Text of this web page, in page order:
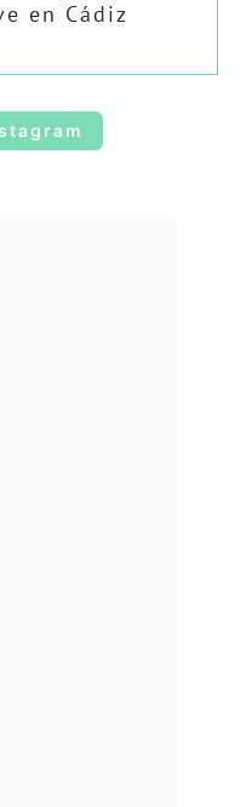
en Cádiz